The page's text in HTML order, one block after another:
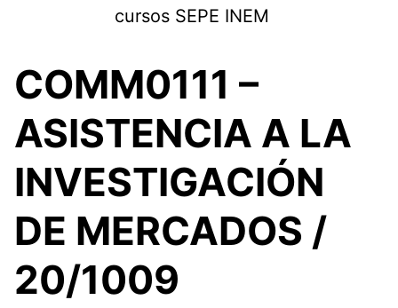
cursos SEPE INEM
COMM0111 –
ASISTENCIA A LA
INVESTIGACIÓN
DE MERCADOS /
20/1009